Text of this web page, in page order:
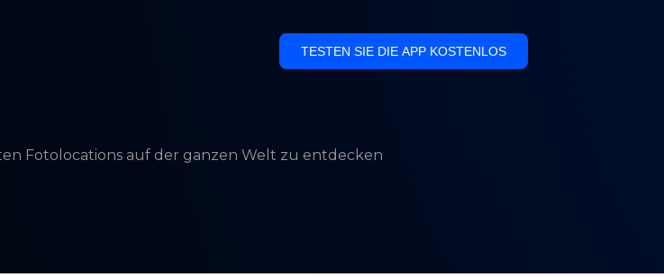
TESTEN SIE DIE APP KOSTENLOS
Fotolocations auf der ganzen Welt zu entdecken